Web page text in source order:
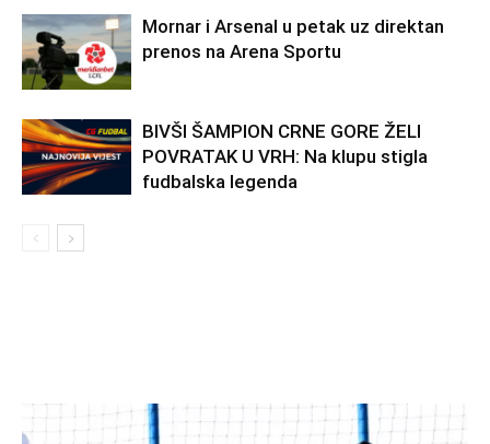
Mornar i Arsenal u petak uz direktan
prenos na Arena Sportu
BIVŠI ŠAMPION CRNE GORE ŽELI
POVRATAK U VRH: Na klupu stigla
fudbalska legenda